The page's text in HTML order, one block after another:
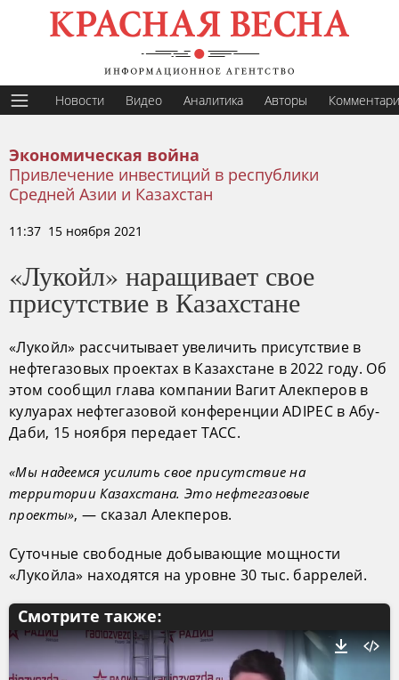
Новости Видео Аналитика Авторы
Экономическая война
Привлечение инвестиций в республики
Средней Азии и Казахстан
11:37 15 ноября 2021
«Лукойл» наращивает свое
присутствие в Казахстане
«Лукойл» рассчитывает увеличить присутствие в
нефтегазовых проектах в Казахстане в 2022 году. Об
этом сообщил глава компании Вагит Алекперов в
кулуарах нефтегазовой конференции ADIPEC в Абу-
Даби, 15 ноября передает ТАСС.
«Мы надеемся усилить свое присутствие на
территории Казахстана. Это нефтегазовые
проекты», — сказал Алекперов.
Суточные свободные добывающие мощности
«Лукойла» находятся на уровне 30 тыс. баррелей.
Смотрите также: